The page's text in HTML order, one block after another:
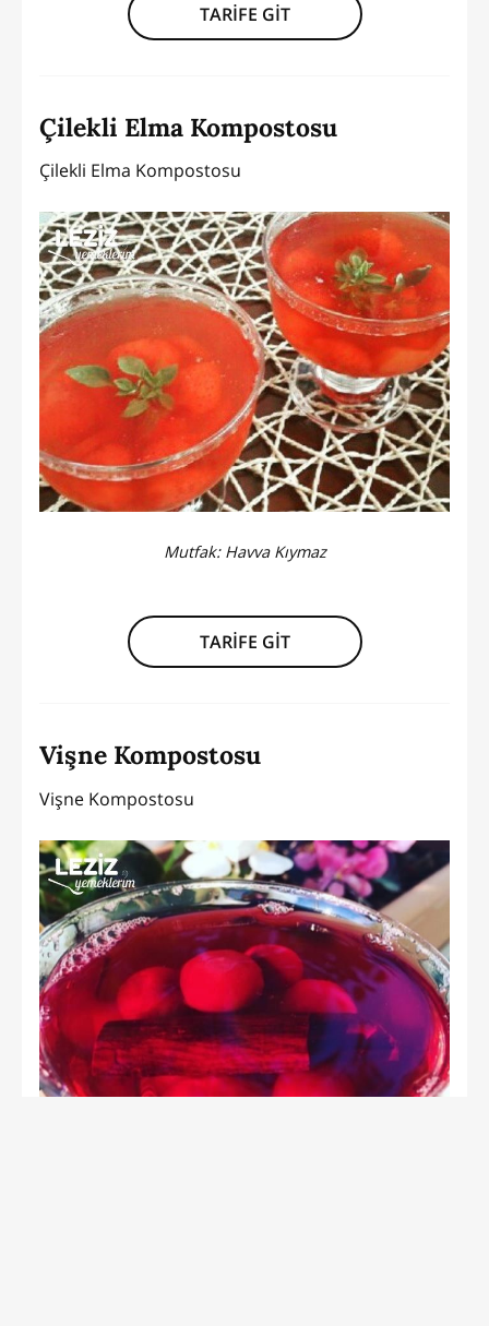
TARİFE GİT
Çilekli Elma Kompostosu
Çilekli Elma Kompostosu
Mutfak: Havva Kıymaz
TARİFE GİT
Vişne Kompostosu
Vişne Kompostosu